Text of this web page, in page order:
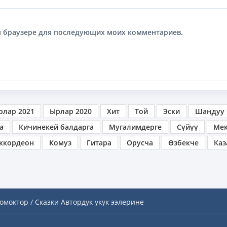
браузере для последующих моих комментариев.
2021 Ырлар 2020 Хит Той Эски
Шаңдуу
Кичинекей балдарга Мугалимдерге Сүйүү
Комуз Гитара Орусча Өзбекче
/ Сказки Автордук укук ээлерине